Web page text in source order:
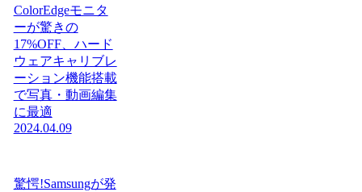
ColorEdgeモニタ
ーが驚きの
17%OFF、ハード
ウェアキャリブレ
ーション機能搭載
で写真・動画編集
に最適
2024.04.09
驚愕!Samsungが発